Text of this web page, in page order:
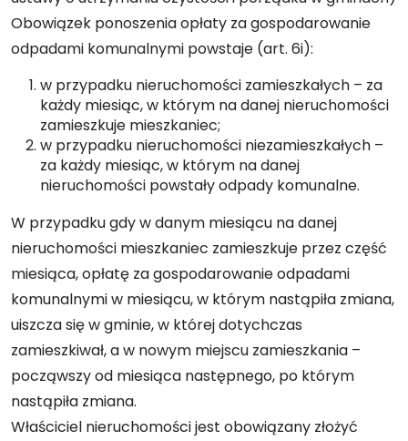
Obowiązek ponoszenia opłaty za gospodarowanie
odpadami komunalnymi powstaje (art. 6i):
w przypadku nieruchomości zamieszkałych – za
każdy miesiąc, w którym na danej nieruchomości
zamieszkuje mieszkaniec;
w przypadku nieruchomości niezamieszkałych –
za każdy miesiąc, w którym na danej
nieruchomości powstały odpady komunalne.
W przypadku gdy w danym miesiącu na danej
nieruchomości mieszkaniec zamieszkuje przez część
miesiąca, opłatę za gospodarowanie odpadami
komunalnymi w miesiącu, w którym nastąpiła zmiana,
uiszcza się w gminie, w której dotychczas
zamieszkiwał, a w nowym miejscu zamieszkania –
począwszy od miesiąca następnego, po którym
nastąpiła zmiana.
Właściciel nieruchomości jest obowiązany złożyć